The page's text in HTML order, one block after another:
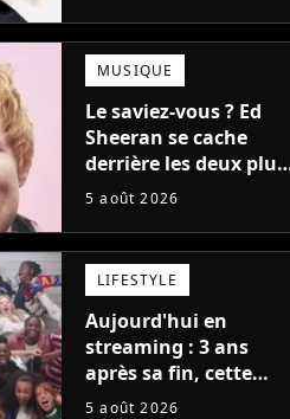
(et on ne parle pas du
bateau)
MUSIQUE
Le saviez-vous ? Ed
Sheeran se cache
derrière les deux plus
gros tubes du
5 août 2026
LIFESTYLE
Aujourd'hui en
streaming : 3 ans
après sa fin, cette
série aux 13 Emmy
5 août 2026